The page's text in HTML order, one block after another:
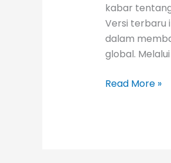
kabar
Versi terbaru
dalam
global.
Read More »